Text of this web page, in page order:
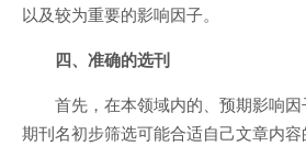
以及较为重要的影响因子。
四、准确的选刊
首先，在本领域内的、预期影响
期刊名初步筛选可能合适自己文章内